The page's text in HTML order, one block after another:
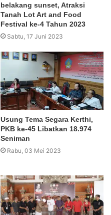
belakang sunset, Atraksi
Tanah Lot Art and Food
Festival ke-4 Tahun 2023
Sabtu, 17 Juni 2023
Usung Tema Segara Kerthi,
PKB ke-45 Libatkan 18.974
Seniman
Rabu, 03 Mei 2023